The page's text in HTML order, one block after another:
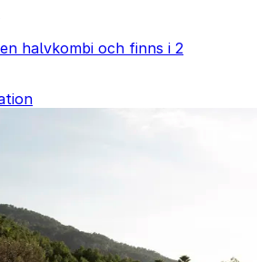
halvkombi och finns i 2